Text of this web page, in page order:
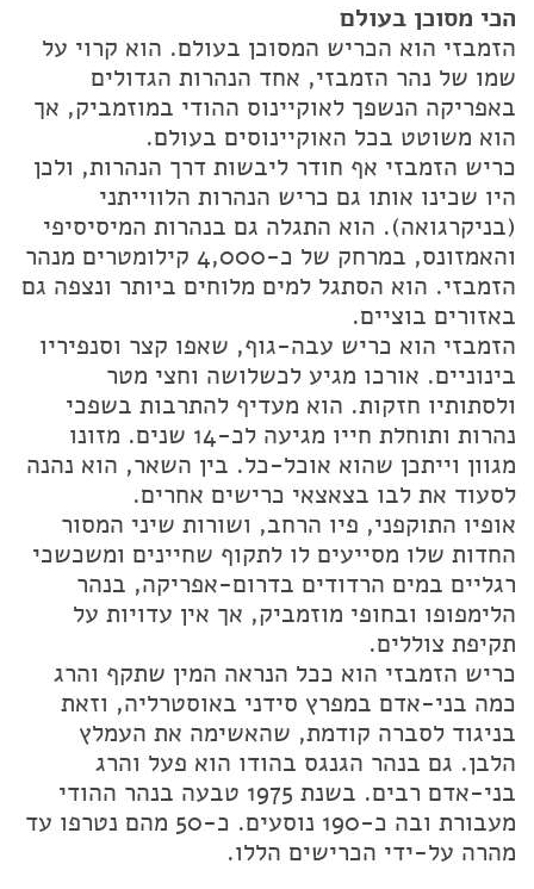
הכי מסוכן בעולם
הזמבזי הוא הכריש המסוכן בעולם. הוא קרוי על
שמו של נהר הזמבזי, אחד הנהרות הגדולים
באפריקה הנשפך לאוקיינוס ההודי במוזמביק, אך
הוא משוטט בכל האוקיינוסים בעולם.
כריש הזמבזי אף חודר ליבשות דרך הנהרות, ולכן
היו שכינו אותו גם כריש הנהרות הלווייתני
(בניקרגואה). הוא התגלה גם בנהרות המיסיסיפי
והאמזונס, במרחק של כ-4,000 קילומטרים מנהר
הזמבזי. הוא הסתגל למים מלוחים ביותר ונצפה גם
באזורים בוציים.
הזמבזי הוא כריש עבה-גוף, שאפו קצר וסנפיריו
בינוניים. אורכו מגיע לכשלושה וחצי מטר
ולסתותיו חזקות. הוא מעדיף להתרבות בשפכי
נהרות ותוחלת חייו מגיעה לכ-14 שנים. מזונו
מגוון וייתכן שהוא אוכל-כל. בין השאר, הוא נהנה
לסעוד את לבו בצאצאי כרישים אחרים.
אופיו התוקפני, פיו הרחב, ושורות שיני המסור
החדות שלו מסייעים לו לתקוף שחיינים ומשכשכי
רגליים במים הרדודים בדרום-אפריקה, בנהר
הלימפופו ובחופי מוזמביק, אך אין עדויות על
תקיפת צוללים.
כריש הזמבזי הוא ככל הנראה המין שתקף והרג
כמה בני-אדם במפרץ סידני באוסטרליה, וזאת
בניגוד לסברה קודמת, שהאשימה את העמלץ
הלבן. גם בנהר הגנגס בהודו הוא פעל והרג
בני-אדם רבים. בשנת 1975 טבעה בנהר ההודי
מעבורת ובה כ-190 נוסעים. כ-50 מהם נטרפו עד
מהרה על-ידי הכרישים הללו.